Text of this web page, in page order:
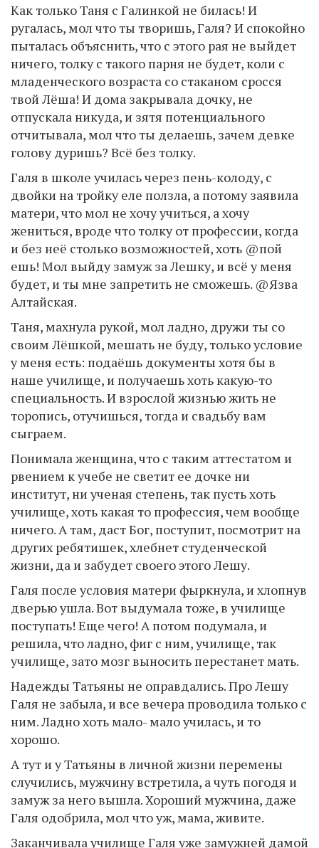
Как только Таня с Галинкой не билась! И
ругалась, мол что ты творишь, Галя? И спокойно
пыталась объяснить, что с этого рая не выйдет
ничего, толку с такого парня не будет, коли с
младенческого возраста со стаканом сросся
твой Лёша! И дома закрывала дочку, не
отпускала никуда, и зятя потенциального
отчитывала, мол что ты делаешь, зачем девке
голову дуришь? Всё без толку.
Галя в школе училась через пень-колоду, с
двойки на тройку еле ползла, а потому заявила
матери, что мол не хочу учиться, а хочу
жениться, вроде что толку от профессии, когда
и без неё столько возможностей, хоть @пой
ешь! Мол выйду замуж за Лешку, и всё у меня
будет, и ты мне запретить не сможешь. @Язва
Алтайская.
Таня, махнула рукой, мол ладно, дружи ты со
своим Лёшкой, мешать не буду, только условие
у меня есть: подаёшь документы хотя бы в
наше училище, и получаешь хоть какую-то
специальность. И взрослой жизнью жить не
торопись, отучишься, тогда и свадьбу вам
сыграем.
Понимала женщина, что с таким аттестатом и
рвением к учебе не светит ее дочке ни
институт, ни ученая степень, так пусть хоть
училище, хоть какая то профессия, чем вообще
ничего. А там, даст Бог, поступит, посмотрит на
других ребятишек, хлебнет студенческой
жизни, да и забудет своего этого Лешу.
Галя после условия матери фыркнула, и хлопнув
дверью ушла. Вот выдумала тоже, в училище
поступать! Еще чего! А потом подумала, и
решила, что ладно, фиг с ним, училище, так
училище, зато мозг выносить перестанет мать.
Надежды Татьяны не оправдались. Про Лешу
Галя не забыла, и все вечера проводила только с
ним. Ладно хоть мало- мало училась, и то
хорошо.
А тут и у Татьяны в личной жизни перемены
случились, мужчину встретила, а чуть погодя и
замуж за него вышла. Хороший мужчина, даже
Галя одобрила, мол что уж, мама, живите.
Заканчивала училище Галя уже замужней дамой